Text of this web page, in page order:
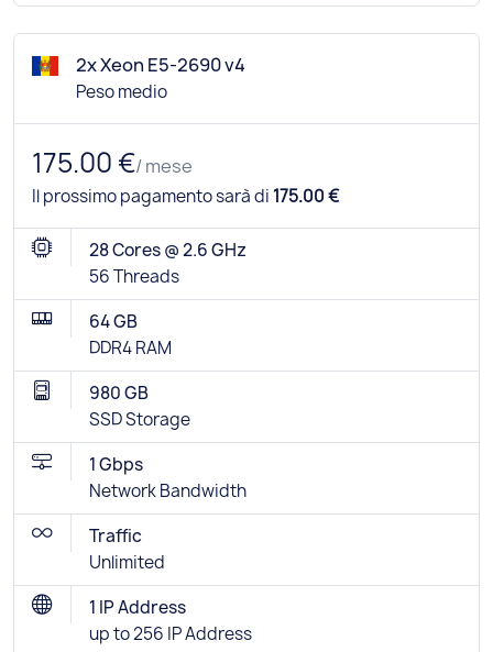
2x Xeon E5-2690 v4
Peso medio
175.00 €/ mese
Il prossimo pagamento sarà di 175.00 €
28 Cores @ 2.6 GHz
56 Threads
64 GB
DDR4 RAM
980 GB
SSD Storage
1 Gbps
Network Bandwidth
Traffic
Unlimited
1 IP Address
up to 256 IP Address